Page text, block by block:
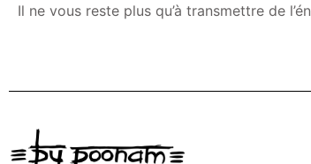
Il ne vous reste plus qu’à transmettre de